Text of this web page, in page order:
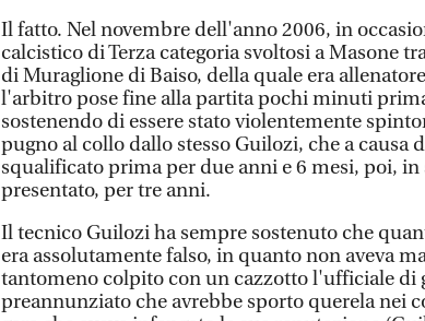
Il fatto. Nel novembre dell'anno 2006, in
calcistico di Terza categoria svoltosi a Masone
di Muraglione di Baiso, della quale era
l'arbitro pose fine alla partita pochi minuti
sostenendo di essere stato violentemente
pugno al collo dallo stesso Guilozi, che a causa
squalificato prima per due anni e 6 mesi, poi, in
presentato, per tre anni.
Il tecnico Guilozi ha sempre sostenuto che
era assolutamente falso, in quanto non aveva
tantomeno colpito con un cazzotto l'ufficiale di
preannunziato che avrebbe sporto querela nei